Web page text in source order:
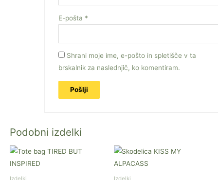
E-pošta *
Shrani moje ime, e-pošto in spletišče v ta
brskalnik za naslednjič, ko komentiram.
Podobni izdelki
Izdelki Izdelki